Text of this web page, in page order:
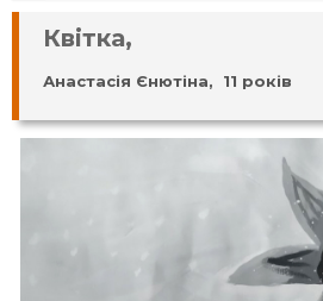
Квітка,
Анастасія Єнютіна, 11 років